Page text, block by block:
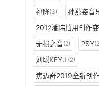
祁隆(3) 孙燕姿音
2012潘玮柏用创作
无损之音(2) PSY
刘聪KEY.L (2)
焦迈奇2019全新创